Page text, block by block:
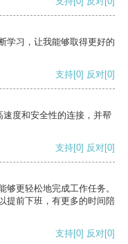
学习，让我能够取得更好的
支持[0] 反对[0]
度和安全性的连接，并帮
支持[0] 反对[0]
更轻松地完成工作任务。
提前下班，有更多的时间陪
支持[0] 反对[0]